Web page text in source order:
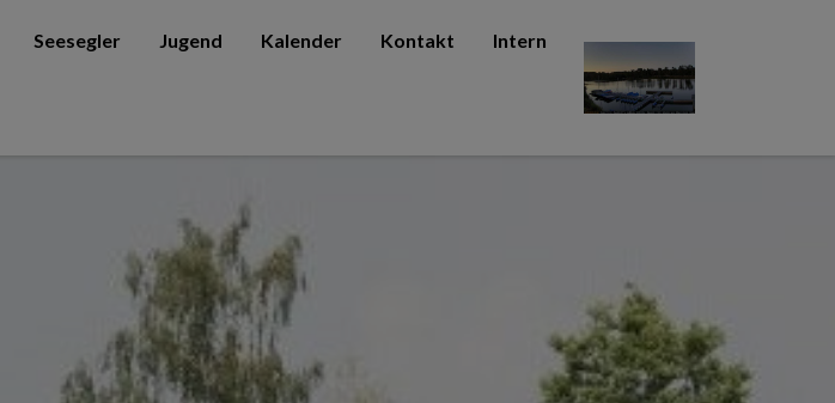
Seesegler Jugend Kalender Kontakt Intern